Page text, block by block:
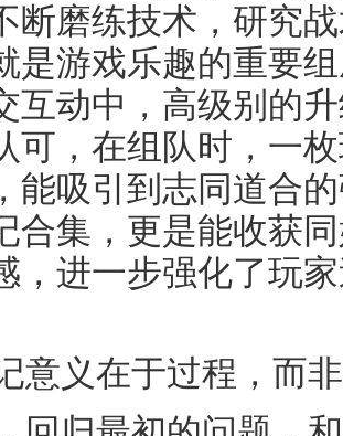
断磨练技术，研究
是游戏乐趣的重要
互动中，高级别的
可，在组队时，一
能吸引到志同道合
合集，更是能收获
，进一步强化了玩
意义在于过程，而